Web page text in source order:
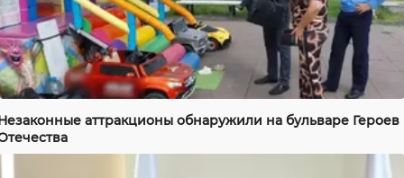
аттракционы обнаружили на бульваре Героев